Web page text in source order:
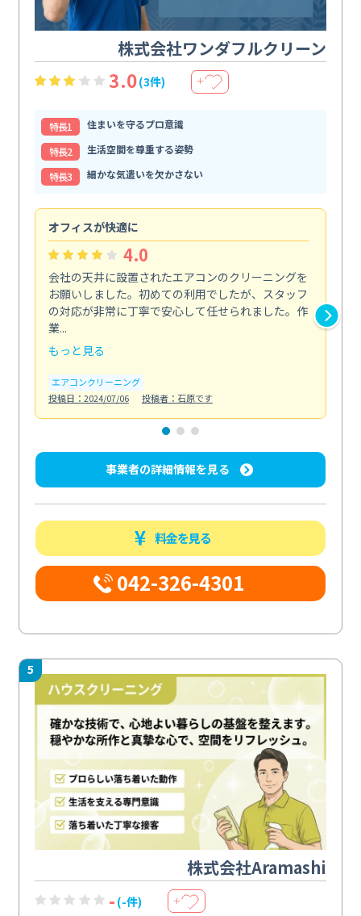
株式会社ワンダフルクリーン
3.0(3件) ＋
特⻑1
住まいを守るプロ意識
特⻑2
生活空間を尊重する姿勢
特⻑3
細かな気遣いを欠かさない
オフィスが快適に
4.0
会社の天井に設置されたエアコンのクリーニングを
お願いしました。初めての利用でしたが、スタッフ
の対応が非常に丁寧で安心して任せられました。作
業...
もっと見る
エアコンクリーニング
投稿日：2024/07/06
投稿者：石原です
事業者の詳細情報を見る
料金を見る
042-326-4301
5
株式会社Aramashi
- (-件) ＋